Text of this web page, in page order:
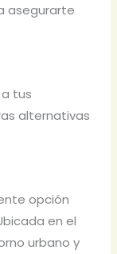
asegurarte
tus
alternativas
opción
en el
urbano y